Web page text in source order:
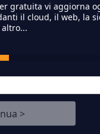
gratuita vi aggiorna
il cloud, il web, la
>